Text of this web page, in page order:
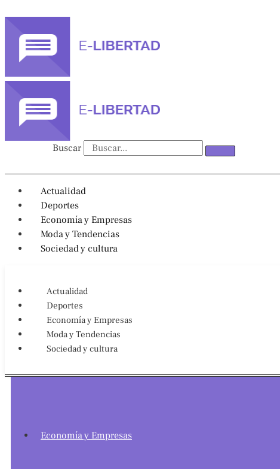
contenido
Buscar
Actualidad
Deportes
Economía y Empresas
Moda y Tendencias
Sociedad y cultura
Actualidad
Deportes
Economía y Empresas
Moda y Tendencias
Sociedad y cultura
Economía y Empresas